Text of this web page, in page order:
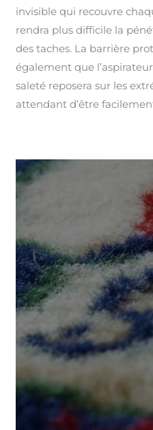
invisible qui recouvre
rendra plus difficile la
des taches. La barrière
également que
saleté reposera sur les
attendant d’être